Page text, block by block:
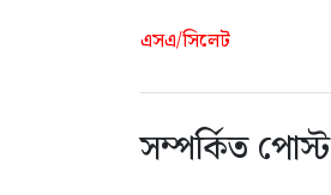
এসএ/সিলেট
সম্পর্কিত পোস্ট